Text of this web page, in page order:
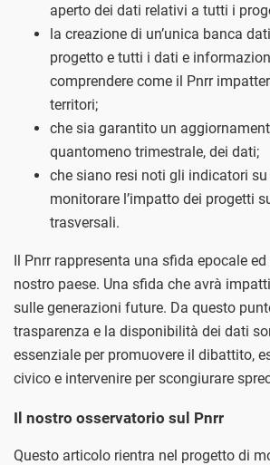
aperto dei dati relativi a tutti i
la creazione di un’unica banca
progetto e tutti i dati e
comprendere come il Pnrr
territori;
che sia garantito un
quantomeno trimestrale, dei dati;
che siano resi noti gli indicatori
monitorare l’impatto dei progetti
trasversali.
Il Pnrr rappresenta una sfida epocale
nostro paese. Una sfida che avrà
sulle generazioni future. Da questo
trasparenza e la disponibilità dei dati
essenziale per promuovere il dibattito,
civico e intervenire per scongiurare
Il nostro osservatorio sul Pnrr
Questo articolo rientra nel progetto di